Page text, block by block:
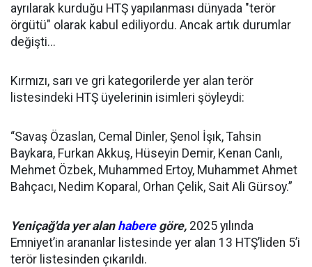
ayrılarak kurduğu HTŞ yapılanması dünyada "terör
örgütü" olarak kabul ediliyordu. Ancak artık durumlar
değişti...
Kırmızı, sarı ve gri kategorilerde yer alan terör
listesindeki HTŞ üyelerinin isimleri şöyleydi:
“Savaş Özaslan, Cemal Dinler, Şenol İşık, Tahsin
Baykara, Furkan Akkuş, Hüseyin Demir, Kenan Canlı,
Mehmet Özbek, Muhammed Ertoy, Muhammet Ahmet
Bahçacı, Nedim Koparal, Orhan Çelik, Sait Ali Gürsoy.”
Yeniçağ'da yer alan haberegöre, 2025 yılında
Emniyet’in arananlar listesinde yer alan 13 HTŞ’liden 5’i
terör listesinden çıkarıldı.